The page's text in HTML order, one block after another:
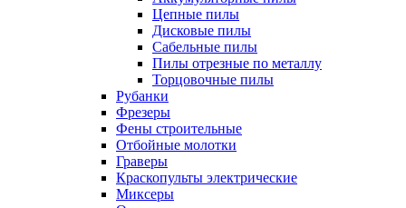
Цепные пилы
Дисковые пилы
Сабельные пилы
Пилы отрезные по металлу
Торцовочные пилы
Рубанки
Фрезеры
Фены строительные
Отбойные молотки
Граверы
Краскопульты электрические
Миксеры